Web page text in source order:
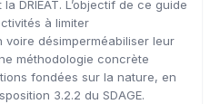
la DRIEAT. L’objectif de ce guide
à limiter
voire désimperméabiliser leur
méthodologie concrète
fondées sur la nature, en
3.2.2 du SDAGE.